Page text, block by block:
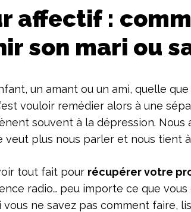
affectif :
son mari ou
un amant ou un ami, quelle
vouloir remédier alors à une
souvent à la dépression. Nous
veut plus nous parler et nous tient
tout fait pour récupérer votre
radio… peu importe ce que vous
vous ne savez pas comment faire,